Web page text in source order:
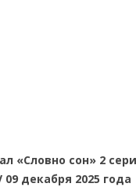
«Словно сон» 2
09 декабря 2025 года